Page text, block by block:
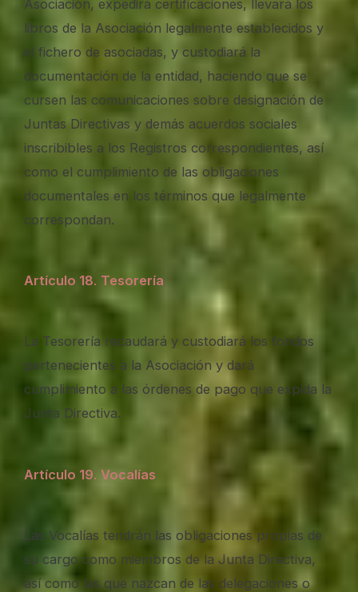
Asociación, expedirá certificaciones, llevará los
libros de la Asociación legalmente establecidos y
el fichero de asociadas, y custodiará la
documentación de la entidad, haciendo que se
cursen las comunicaciones sobre designación de
Juntas Directivas y demás acuerdos sociales
inscribibles a los Registros correspondientes, así
como el cumplimiento de las obligaciones
documentales en los términos que legalmente
correspondan.
Artículo 18. Tesorería
La Tesorería recaudará y custodiará los fondos
pertenecientes a la Asociación y dará
cumplimiento a las órdenes de pago que expida la
Junta Directiva.
Artículo 19. Vocalías
Las Vocalías tendrán las obligaciones propias de
su cargo como miembros de la Junta Directiva,
así como las que nazcan de las delegaciones o